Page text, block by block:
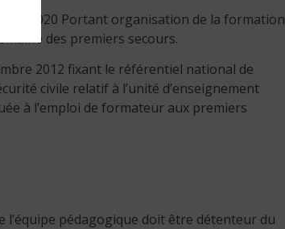
2020 Portant organisation de la formation
des premiers secours.
2012 fixant le référentiel national de
civile relatif à l’unité d’enseignement
à l’emploi de formateur aux premiers
l’équipe pédagogique doit être détenteur du